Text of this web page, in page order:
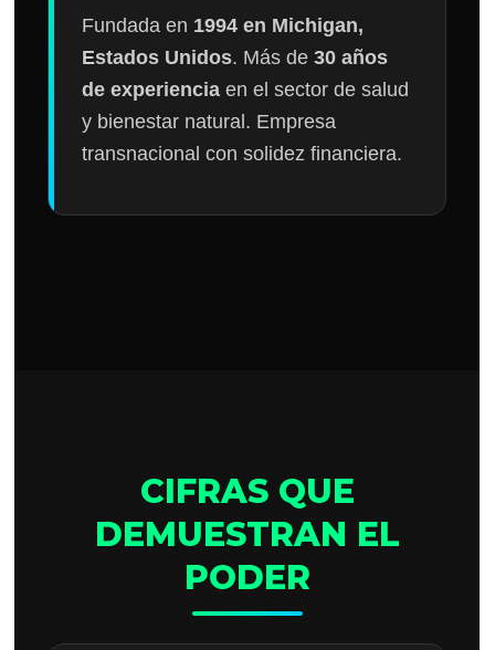
Fundada en 1994 en Michigan,
Estados Unidos. Más de30 años
de experiencia en el sector de salud
y bienestar natural. Empresa
transnacional con solidez financiera.
CIFRAS QUE
DEMUESTRAN EL
PODER